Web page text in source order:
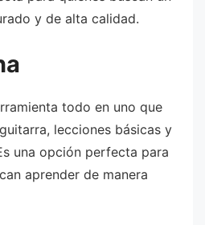
y de alta calidad.
todo en uno que
lecciones básicas y
una opción perfecta para
aprender de manera